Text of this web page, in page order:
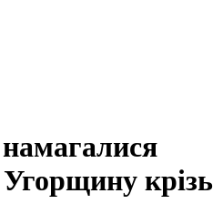
намагалися
крізь